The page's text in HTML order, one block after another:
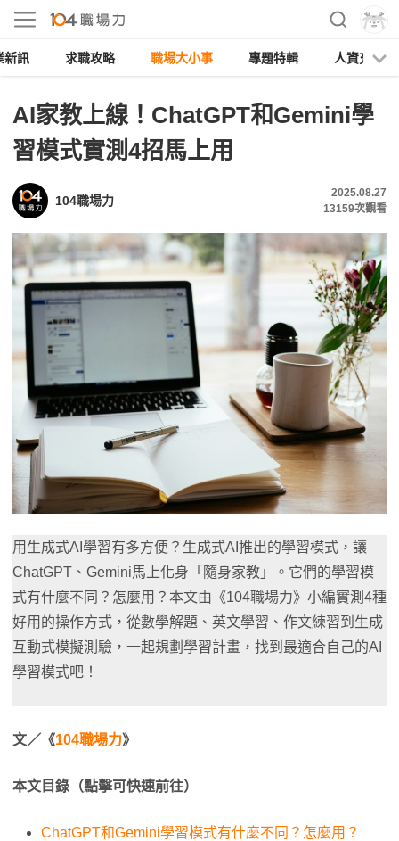
新訊 求職攻略 職場大小事 專題特輯 人資充電
AI家教上線！ChatGPT和Gemini學
習模式實測4招馬上用
104職場力
2025.08.27
13159次觀看
用生成式AI學習有多方便？生成式AI推出的學習模式，讓
ChatGPT、Gemini馬上化身「隨身家教」。它們的學習模
式有什麼不同？怎麼用？本文由《104職場力》小編實測4種
好用的操作方式，從數學解題、英文學習、作文練習到生成
互動式模擬測驗，一起規劃學習計畫，找到最適合自己的AI
學習模式吧！
文／《104職場力》
本文目錄（點擊可快速前往）
ChatGPT和Gemini學習模式有什麼不同？怎麼用？